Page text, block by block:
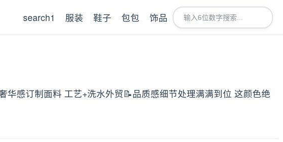
search1 服装 鞋子 包包 饰品
感订制面料 工艺+洗水外贸📝品质感细节处理满满到位 这颜色绝